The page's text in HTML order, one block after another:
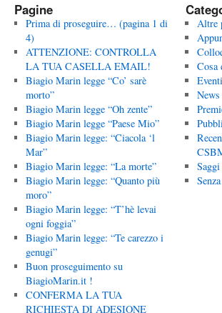
Pagine
Prima di proseguire… (pagina 1 di
4)
ATTENZIONE: CONTROLLA
LA TUA CASELLA EMAIL!
Biagio Marin legge “Co’ sarè
morto”
Biagio Marin legge “Oh zente”
Biagio Marin legge “Paese Mio”
Biagio Marin legge: “Ciacola ‘l
Mar”
Biagio Marin legge: “La morte”
Biagio Marin legge: “Quanto più
moro”
Biagio Marin legge: “T’hè levai
ogni foggia”
Biagio Marin legge: “Te carezzo i
genugi”
Buon proseguimento su
BiagioMarin.it !
CONFERMA LA TUA
RICHIESTA DI ADESIONE
Altre
Cosa
Eventi
News